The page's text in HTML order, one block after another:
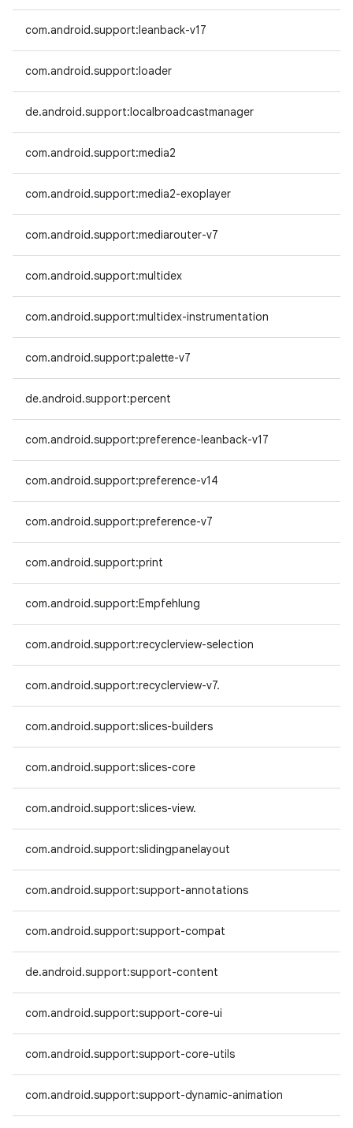
com.android.support:leanback-v17
com.android.support:loader
de.android.support:localbroadcastmanager
com.android.support:media2
com.android.support:media2-exoplayer
com.android.support:mediarouter-v7
com.android.support:multidex
com.android.support:multidex-instrumentation
com.android.support:palette-v7
de.android.support:percent
com.android.support:preference-leanback-v17
com.android.support:preference-v14
com.android.support:preference-v7
com.android.support:print
com.android.support:Empfehlung
com.android.support:recyclerview-selection
com.android.support:recyclerview-v7.
com.android.support:slices-builders
com.android.support:slices-core
com.android.support:slices-view.
com.android.support:slidingpanelayout
com.android.support:support-annotations
com.android.support:support-compat
de.android.support:support-content
com.android.support:support-core-ui
com.android.support:support-core-utils
com.android.support:support-dynamic-animation